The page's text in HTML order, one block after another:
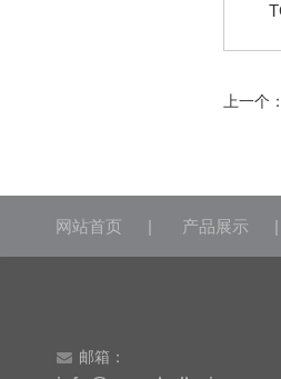
上一个：
网站首页 | 产品展示 |
邮箱：